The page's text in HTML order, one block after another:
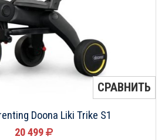
СРАВНИТЬ
Doona Liki Trike S1
20 499